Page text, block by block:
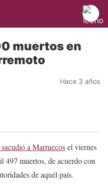
muertos en
Hace 3 años
a Marruecosel viernes
497 muertos, de acuerdo con
de aquél país.